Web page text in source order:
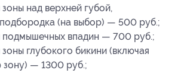
над верхней губой,
(на выбор) — 500 руб.;
подмышечных впадин — 700 руб.;
глубокого бикини (включая
— 1300 руб.;